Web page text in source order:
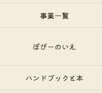
事業一覧
ぽぴーのいえ
ハンドブックと本